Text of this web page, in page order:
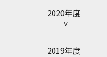
2020年度
2019年度